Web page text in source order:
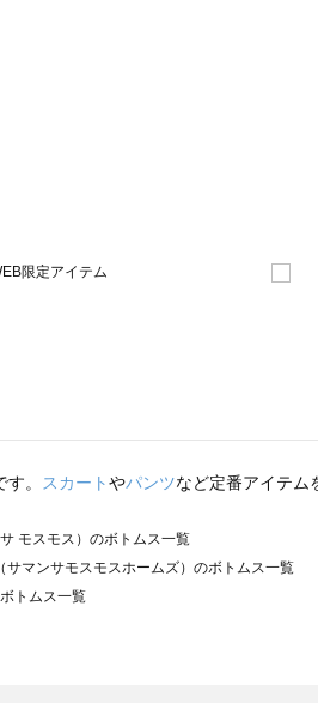
。 スカートやパンツなど定番アイテム
モスモス）のボトムス一覧
マンサモスモスホームズ）のボトムス一覧
トムス一覧
（ツハルバイサマンサモスモス）のボトムス